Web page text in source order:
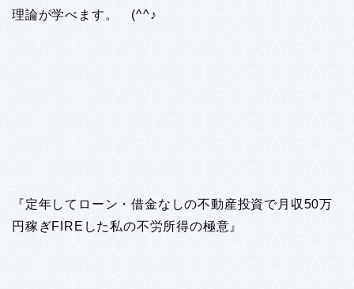
理論が学べます。 (^^♪
『定年してローン・借金なしの不動産投資で月収50万
円稼ぎFIREした私の不労所得の極意』